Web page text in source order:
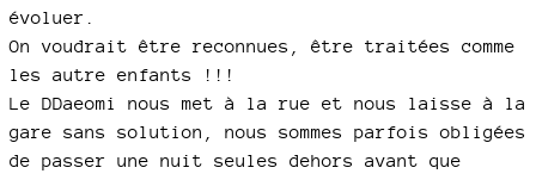
évoluer.
On voudrait être reconnues, être traitées comme
les autre enfants !!!
Le DDaeomi nous met à la rue et nous laisse à la
gare sans solution, nous sommes parfois obligées
de passer une nuit seules dehors avant que